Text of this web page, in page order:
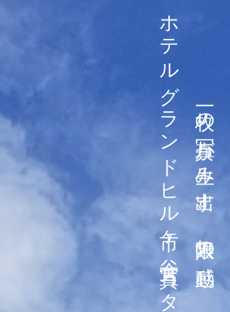
一枚の写真が生み出す、無限の感動
ホテルグランドヒル市ヶ谷 写真スタジオ